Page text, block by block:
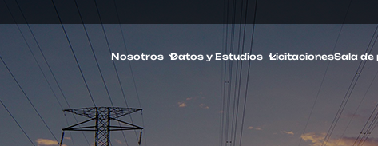
Nosotros Datos y Estudios LicitacionesSala de